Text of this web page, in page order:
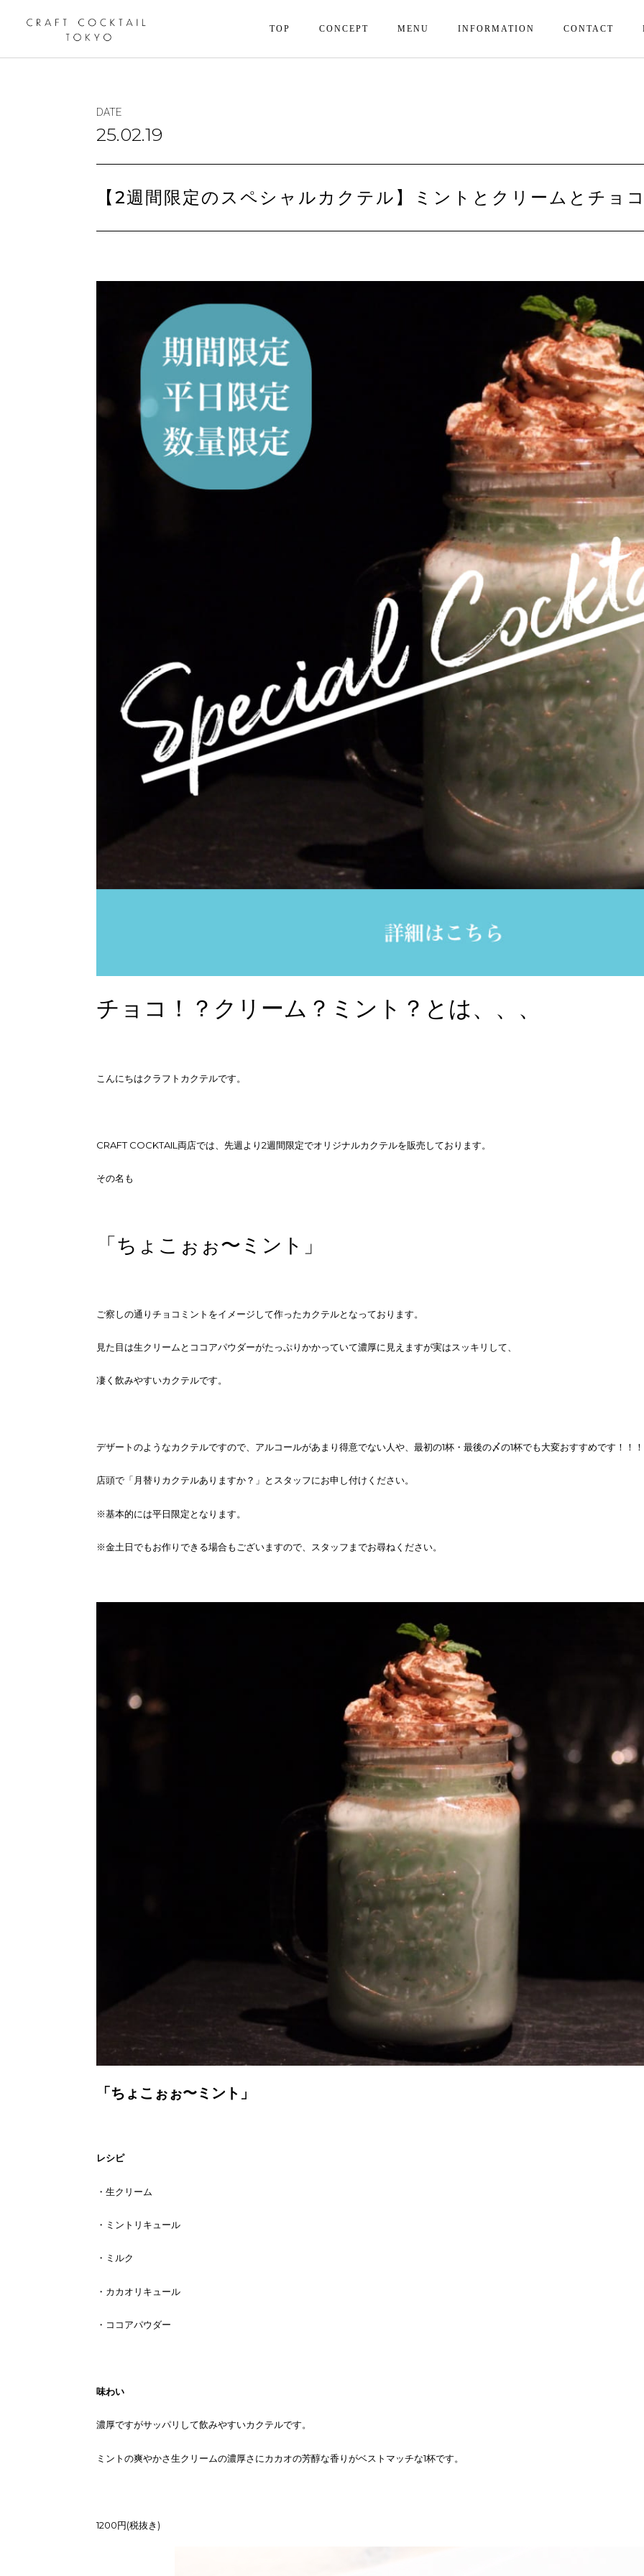
TOP CONCEPT MENU INFORMATION CONTACT
DATE
25.02.19
【2週間限定のスペシャルカクテル】ミントとクリームとチョ
チョコ！？クリーム？ミント？とは、、、
こんにちはクラフトカクテルです。
CRAFT COCKTAIL両店では、先週より2週間限定でオリジナルカクテルを販売しております。
その名も
「ちょこぉぉ〜ミント」
ご察しの通りチョコミントをイメージして作ったカクテルとなっております。
見た目は生クリームとココアパウダーがたっぷりかかっていて濃厚に見えますが実はスッキリして、
凄く飲みやすいカクテルです。
デザートのようなカクテルですので、アルコールがあまり得意でない人や、最初の1杯・最後の〆の1杯でも大変おすすめです！！！
店頭で「月替りカクテルありますか？」とスタッフにお申し付けください。
※基本的には平日限定となります。
※金土日でもお作りできる場合もございますので、スタッフまでお尋ねください。
「ちょこぉぉ〜ミント」
レシピ
・生クリーム
・ミントリキュール
・ミルク
・カカオリキュール
・ココアパウダー
味わい
濃厚ですがサッパリして飲みやすいカクテルです。
ミントの爽やかさ生クリームの濃厚さにカカオの芳醇な香りがベストマッチな1杯です。
1200円(税抜き)